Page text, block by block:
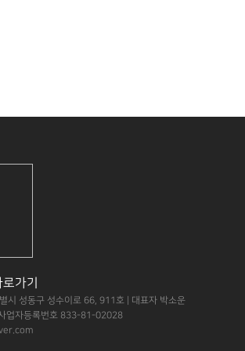
가기
별시 성동구 성수이로 66, 911호
| 대표자 박소운
사업자등록번호 833-81-02028